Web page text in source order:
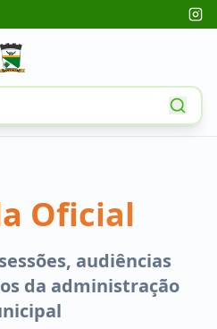
Oficial
audiências
da administração